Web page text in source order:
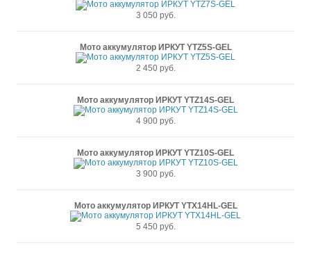
3 050 руб.
Мото аккумулятор ИРКУТ YTZ5S-GEL
2 450 руб.
Мото аккумулятор ИРКУТ YTZ14S-GEL
4 900 руб.
Мото аккумулятор ИРКУТ YTZ10S-GEL
3 900 руб.
Мото аккумулятор ИРКУТ YTX14HL-GEL
5 450 руб.